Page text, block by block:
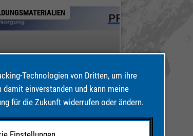
und
Technologien von Dritten, um ihre
damit einverstanden und kann meine
für die Zukunft widerrufen oder ändern.